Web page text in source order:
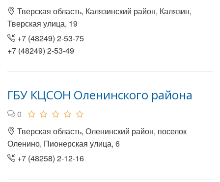
Тверская область, Калязинский район, Калязин,
Тверская улица, 19
+7 (48249) 2-53-75
+7 (48249) 2-53-49
ГБУ КЦСОН Оленинского района
0
Тверская область, Оленинский район, поселок
Оленино, Пионерская улица, 6
+7 (48258) 2-12-16